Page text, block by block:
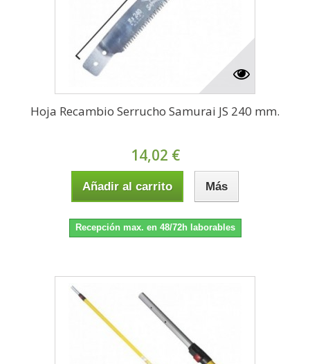
Hoja Recambio Serrucho Samurai JS 240 mm.
14,02 €
Añadir al carrito Más
Recepción max. en 48/72h laborables